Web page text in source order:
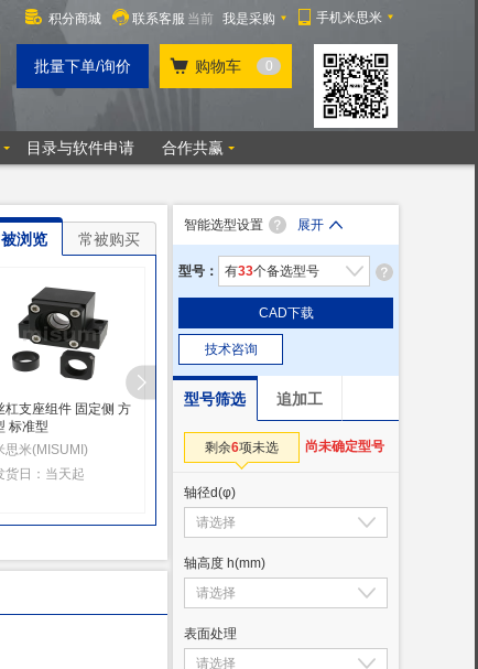
浏览 常被购买
杠支座组件 固定侧 方
标准型
思米(MISUMI)
货日：当天起
丝杠支座组件 固定侧 方
米思米(MISUMI)
发货日：当天起
米思米(MISUMI)
智能选型设置 展开
型号： 有33个备选型号
CAD下载
技术咨询
型号筛选 追加工
剩余6项未选 尚未确定型号
轴径d(φ)
轴高度 h(mm)
表面处理